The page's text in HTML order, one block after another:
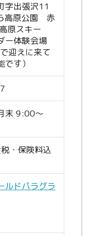
字出張沢11
高原公園 赤
原スキー
ー体験会場
迎えに来て
す）
末 9:00～
・保険料込
ルドパラグラ